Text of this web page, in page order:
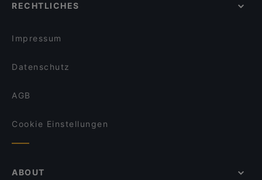
RECHTLICHES
Impressum
Datenschutz
AGB
Cookie Einstellungen
ABOUT